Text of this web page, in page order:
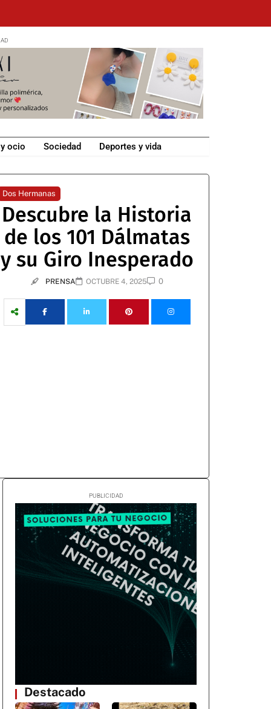
ocio Sociedad Deportes y vida
Dos Hermanas
Descubre la Historia
de los 101 Dálmatas
y su Giro Inesperado
PRENSA OCTUBRE 4, 2025 0
Destacado